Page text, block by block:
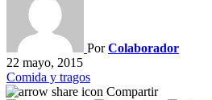
PorColaborador
22 mayo, 2015
Comida y tragos
Compartir